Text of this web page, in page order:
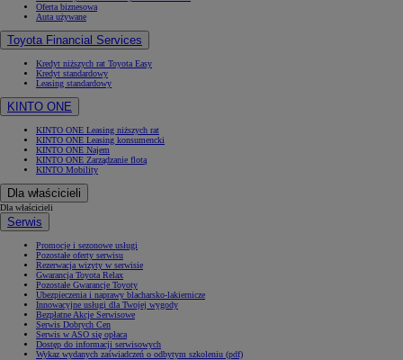
Oferta biznesowa
Auta używane
Toyota Financial Services
Kredyt niższych rat Toyota Easy
Kredyt standardowy
Leasing standardowy
KINTO ONE
KINTO ONE Leasing niższych rat
KINTO ONE Leasing konsumencki
KINTO ONE Najem
KINTO ONE Zarządzanie flotą
KINTO Mobility
Dla właścicieli
Dla właścicieli
Serwis
Promocje i sezonowe usługi
Pozostałe oferty serwisu
Rezerwacja wizyty w serwisie
Gwarancja Toyota Relax
Pozostałe Gwarancje Toyoty
Ubezpieczenia i naprawy blacharsko-lakiernicze
Innowacyjne usługi dla Twojej wygody
Bezpłatne Akcje Serwisowe
Serwis Dobrych Cen
Serwis w ASO się opłaca
Dostęp do informacji serwisowych
Wykaz wydanych zaświadczeń o odbytym szkoleniu (pdf)